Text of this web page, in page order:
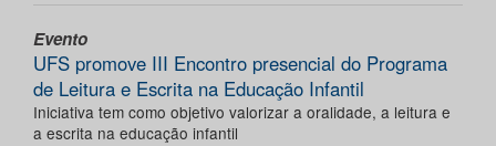
Evento
UFS promove III Encontro presencial do Programa
de Leitura e Escrita na Educação Infantil
Iniciativa tem como objetivo valorizar a oralidade, a leitura e
a escrita na educação infantil